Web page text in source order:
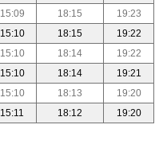
15:09 18:15
19:23
15:10 18:15
19:22
15:10 18:14
19:22
15:10 18:14
19:21
15:10 18:13
19:20
15:11 18:12 19:20